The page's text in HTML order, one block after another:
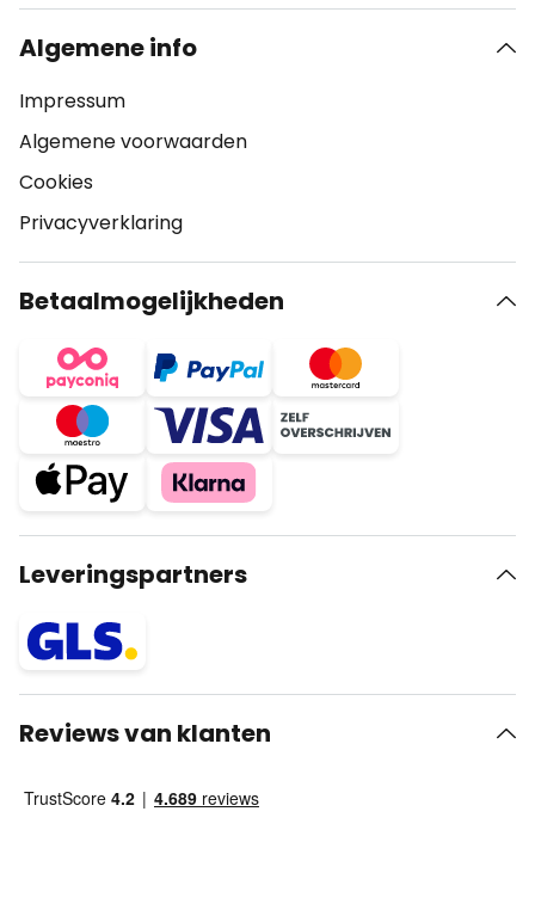
Algemene info
Impressum
Algemene voorwaarden
Cookies
Privacyverklaring
Betaalmogelijkheden
Leveringspartners
Reviews van klanten